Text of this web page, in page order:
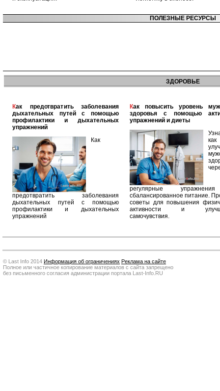
ПОЛЕЗНЫЕ РЕСУРСЫ
ЗДОРОВЬЕ
Как предотвратить заболевания
дыхательных путей с помощью
профилактики и дыхательных
упражнений
Как
предотвратить заболевания
дыхательных путей с помощью
профилактики и дыхательных
упражнений
Как повысить уровень мужского
здоровья с помощью
упражнений и диеты
как
регулярные
сбалансированное питание.
советы для повышения
активности и
самочувствия.
© Last Info 2014 Информация об ограничениях Реклама на сайте
Полное или частичное копирование материалов с сайта запрещено
без письменного согласия администрации портала Last-Info.RU